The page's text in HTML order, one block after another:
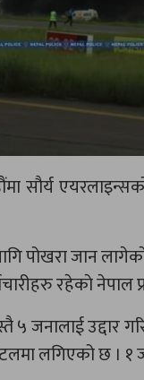
सौर्य
पोखरा जान
रहेकाे नेपाल
जनालाई उद्दार
लगिएको छ । १